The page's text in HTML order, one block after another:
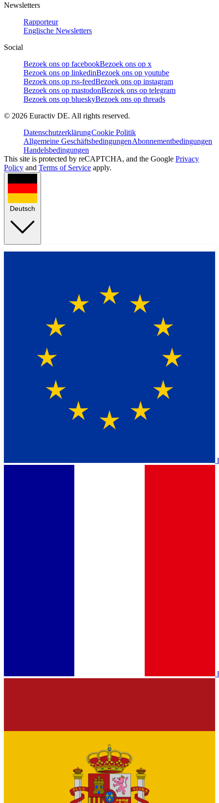
Newsletters
Rapporteur
Englische Newsletters
Social
Bezoek ons op facebookBezoek ons op x
Bezoek ons op linkedinBezoek ons op youtube
Bezoek ons op rss-feedBezoek ons op instagram
Bezoek ons op mastodonBezoek ons op telegram
Bezoek ons op blueskyBezoek ons op threads
© 2026 Euractiv DE. All rights reserved.
DatenschutzerklärungCookie Politik
Allgemeine GeschäftsbedingungenAbonnementbedingungen
Handelsbedingungen
This site is protected by reCAPTCHA, and the Google Privacy
Policy and Terms of Service apply.
Deutsch